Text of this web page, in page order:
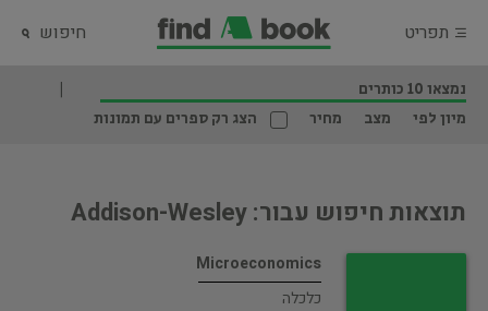
תפריט חיפוש
נמצאו 10 כותרים
מיון לפי
מצב מחיר הצג רק ספרים עם תמונות
תוצאות חיפוש עבור: Addison-Wesley
Microeconomics
כלכלה